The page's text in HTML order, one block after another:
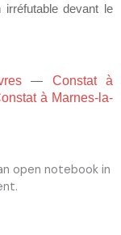
devant le
— Constat à
à Marnes-la-